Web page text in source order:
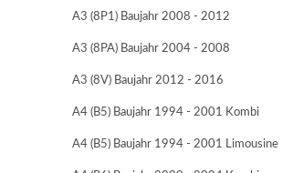
A3 (8P1) Baujahr 2008 - 2012
A3 (8PA) Baujahr 2004 - 2008
A3 (8V) Baujahr 2012 - 2016
A4 (B5) Baujahr 1994 - 2001 Kombi
A4 (B5) Baujahr 1994 - 2001 Limousine